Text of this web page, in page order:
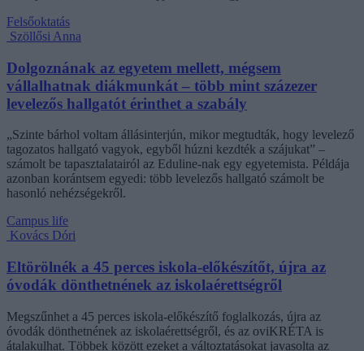
Felsőoktatás
Szöllősi Anna
Dolgoznának az egyetem mellett, mégsem
vállalhatnak diákmunkát – több mint százezer
levelezős hallgatót érinthet a szabály
„Szinte bárhol voltam állásinterjún, mikor megtudták, hogy levelező
tagozatos hallgató vagyok, egyből húzni kezdték a szájukat” –
számolt be tapasztalatairól az Eduline-nak egy egyetemista. Példája
azonban korántsem egyedi: több levelezős hallgató számolt be
hasonló nehézségekről.
Campus life
Kovács Dóri
Eltörölnék a 45 perces iskola-előkészítőt, újra az
óvodák dönthetnének az iskolaérettségről
Megszűnhet a 45 perces iskola-előkészítő foglalkozás, újra az
óvodák dönthetnének az iskolaérettségről, és az oviKRÉTA is
átalakulhat. Többek között ezeket a változtatásokat javasolta az